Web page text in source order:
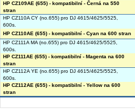
HP CZ109AE (655) - kompatibilní - Černá na 550
stran
HP CZ110A CY (no.655) pro DJ 4615/4625/5525,
600s.
HP CZ110AE (655) - kompatibilní - Cyan na 600 stran
HP CZ111A MA (no.655) pro DJ 4615/4625/5525,
600s.
HP CZ111AE (655) - kompatibilní - Magenta na 600
stran
HP CZ112A YE (no.655) pro DJ 4615/4625/5525,
600s.
HP CZ112AE (655) - kompatibilní - Yellow na 600
stran